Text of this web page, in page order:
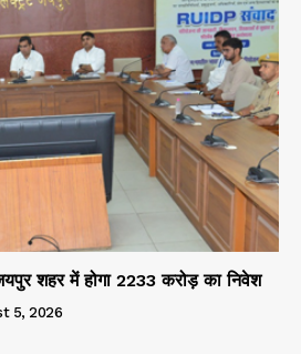
शहर में होगा 2233 करोड़ का निवेश
5, 2026